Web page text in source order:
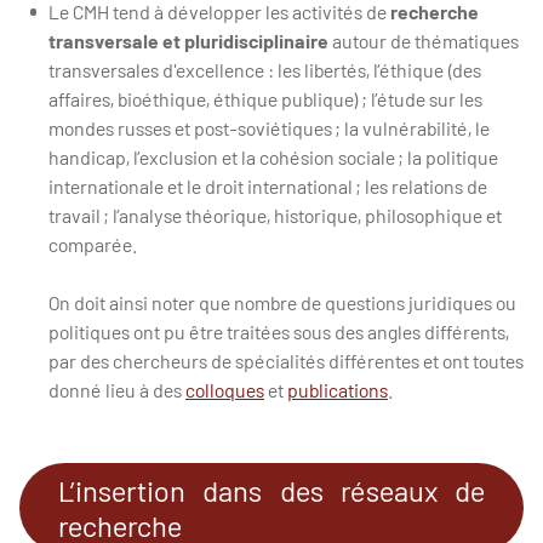
Le CMH tend à développer les activités de recherche
transversale et pluridisciplinaire autour de thématiques
transversales d'excellence : les libertés, l’éthique (des
affaires, bioéthique, éthique publique) ; l’étude sur les
mondes russes et post-soviétiques ; la vulnérabilité, le
handicap, l’exclusion et la cohésion sociale ; la politique
internationale et le droit international ; les relations de
travail ; l’analyse théorique, historique, philosophique et
comparée.
On doit ainsi noter que nombre de questions juridiques ou
politiques ont pu être traitées sous des angles différents,
par des chercheurs de spécialités différentes et ont toutes
donné lieu à descolloqueset publications
L’insertion dans des réseaux de
recherche